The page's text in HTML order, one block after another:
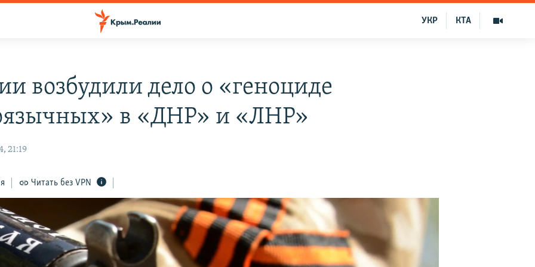
КТА
УКР
возбудили дело о «геноциде
в «ДНР» и «ЛНР»
21:19
Читать без VPN